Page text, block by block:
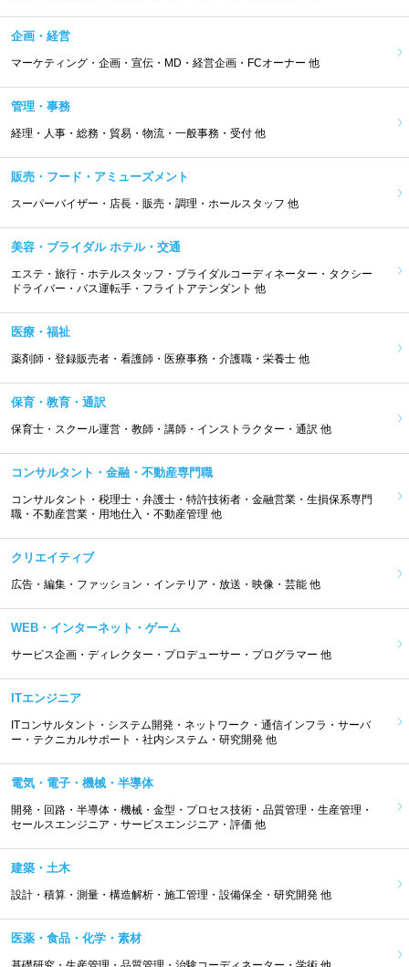
企画・経営
マーケティング・企画・宣伝・MD・経営企画・FCオーナー 他
管理・事務
経理・人事・総務・貿易・物流・一般事務・受付 他
販売・フード・アミューズメント
スーパーバイザー・店長・販売・調理・ホールスタッフ 他
美容・ブライダル ホテル・交通
エステ・旅行・ホテルスタッフ・ブライダルコーディネーター・タクシー
ドライバー・バス運転手・フライトアテンダント 他
医療・福祉
薬剤師・登録販売者・看護師・医療事務・介護職・栄養士 他
保育・教育・通訳
保育士・スクール運営・教師・講師・インストラクター・通訳 他
コンサルタント・金融・不動産専門職
コンサルタント・税理士・弁護士・特許技術者・金融営業・生損保系専門
職・不動産営業・用地仕入・不動産管理 他
クリエイティブ
広告・編集・ファッション・インテリア・放送・映像・芸能 他
WEB・インターネット・ゲーム
サービス企画・ディレクター・プロデューサー・プログラマー 他
ITエンジニア
ITコンサルタント・システム開発・ネットワーク・通信インフラ・サーバ
ー・テクニカルサポート・社内システム・研究開発 他
電気・電子・機械・半導体
開発・回路・半導体・機械・金型・プロセス技術・品質管理・生産管理・
セールスエンジニア・サービスエンジニア・評価 他
建築・土木
設計・積算・測量・構造解析・施工管理・設備保全・研究開発 他
医薬・食品・化学・素材